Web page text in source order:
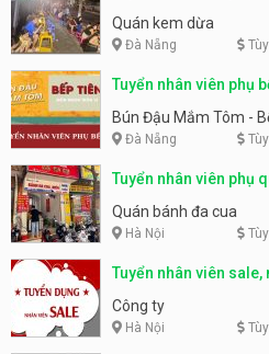
Quán kem dừa
Đà Nẵng
Tuyển nhân viên phụ
Tiên
Bún Đậu Mắm Tôm -
Đà Nẵng
Tuyển nhân viên phụ
Quán bánh đa cua
Hà Nội
Tuyển nhân viên
Công ty
Hà Nội